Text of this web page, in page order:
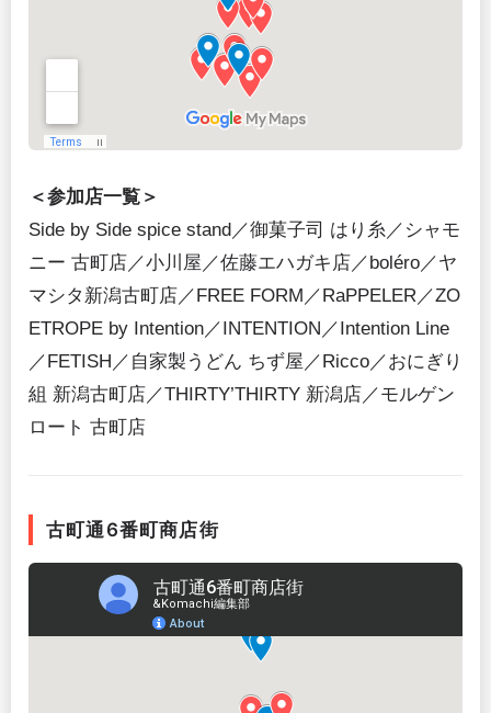
＜参加店一覧＞
Side by Side spice stand／御菓子司 はり糸／シャモ
ニー 古町店／小川屋／佐藤エハガキ店／boléro／ヤ
マシタ新潟古町店／FREE FORM／RaPPELER／ZO
ETROPE by Intention／INTENTION／Intention Line
／FETISH／自家製うどん ちず屋／Ricco／おにぎり
組 新潟古町店／THIRTY’THIRTY 新潟店／モルゲン
ロート 古町店
古町通6番町商店街